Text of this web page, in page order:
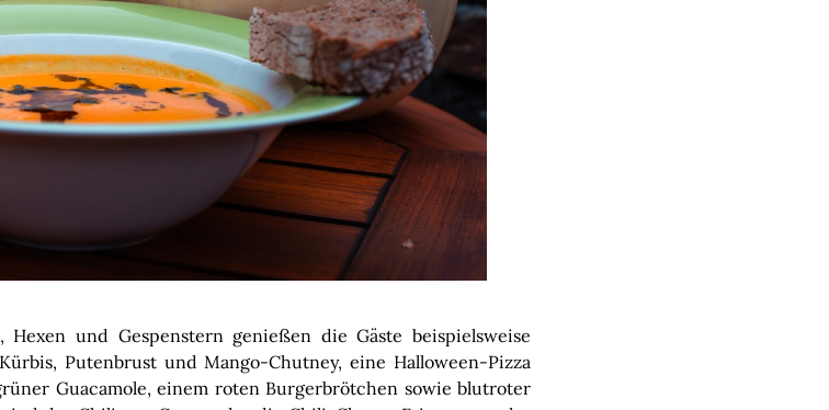
Hexen und Gespenstern genießen die Gäste beispielsweise
Putenbrust und Mango-Chutney, eine Halloween-Pizza
Guacamole, einem roten Burgerbrötchen sowie blutroter